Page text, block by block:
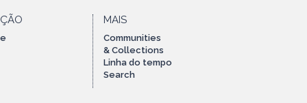
MAIS
Communities
& Collections
Linha do tempo
Search